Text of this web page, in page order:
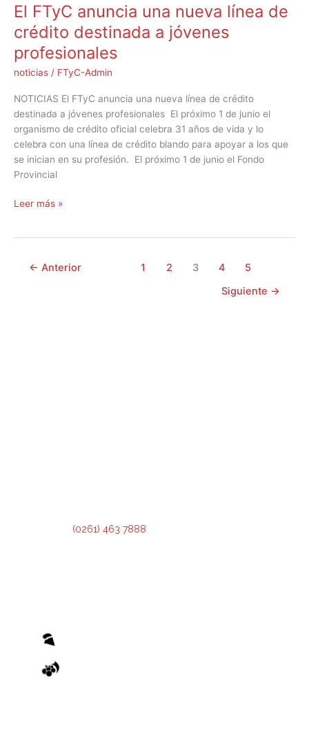
El FTyC anuncia una nueva línea de
crédito destinada a jóvenes
profesionales
noticias / FTyC-Admin
NOTICIAS El FTyC anuncia una nueva línea de crédito
destinada a jóvenes profesionales El próximo 1 de junio el
organismo de crédito oficial celebra 31 años de vida y lo
celebra con una línea de crédito blando para apoyar a los que
se inician en su profesión. El próximo 1 de junio el Fondo
Provincial
Leer más »
← Anterior 1 2 3 4
5
Siguiente →
(0261) 463 7888